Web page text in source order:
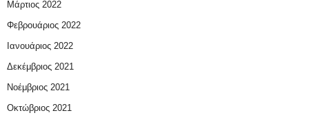
Μάρτιος 2022
Φεβρουάριος 2022
Ιανουάριος 2022
Δεκέμβριος 2021
Νοέμβριος 2021
Οκτώβριος 2021